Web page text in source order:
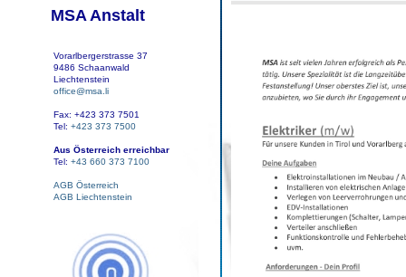
MSA Anstalt
Vorarlbergerstrasse 37
9486 Schaanwald
Liechtenstein
office@msa.li
Fax: +423 373 7501
Tel: +423 373 7500
Aus Österreich erreichbar
Tel: +43 660 373 7100
AGB Österreich
AGB Liechtenstein